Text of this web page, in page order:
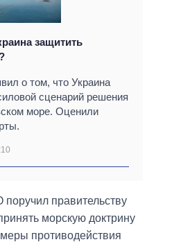
защитить
о том, что Украина
сценарий решения
море. Оценили
правительству
морскую доктрину
противодействия